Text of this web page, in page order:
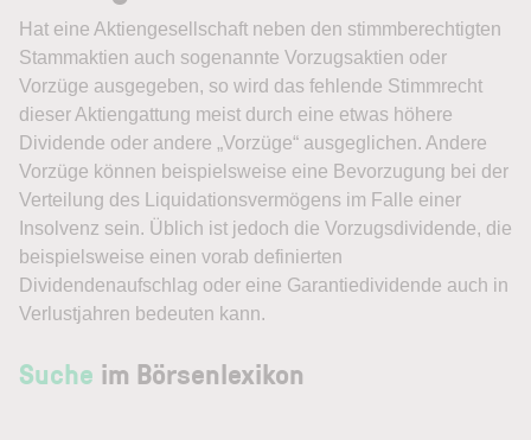
Hat eine Aktiengesellschaft neben den stimmberechtigten
Stammaktien auch sogenannte Vorzugsaktien oder
Vorzüge ausgegeben, so wird das fehlende Stimmrecht
dieser Aktiengattung meist durch eine etwas höhere
Dividende oder andere „Vorzüge“ ausgeglichen. Andere
Vorzüge können beispielsweise eine Bevorzugung bei der
Verteilung des Liquidationsvermögens im Falle einer
Insolvenz sein. Üblich ist jedoch die Vorzugsdividende, die
beispielsweise einen vorab definierten
Dividendenaufschlag oder eine Garantiedividende auch in
Verlustjahren bedeuten kann.
Suche im Börsenlexikon